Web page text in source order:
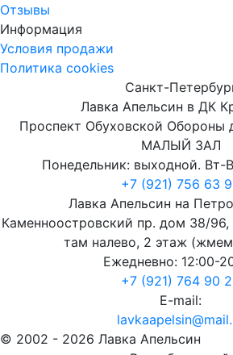
Отзывы
Информация
Условия продажи
Политика cookies
Санкт-
Лавка Апельсин в ДК
Проспект Обуховской Обороны
МАЛЫЙ ЗАЛ
Понедельник: выходной. Вт-
+7 (921) 756 63
Лавка Апельсин на
Каменноостровский пр. дом 38/96,
там налево, 2 этаж
Ежедневно: 12:00-
+7 (921) 764 90
E-mail:
© 2002 - 2026 Лавка Апельсин